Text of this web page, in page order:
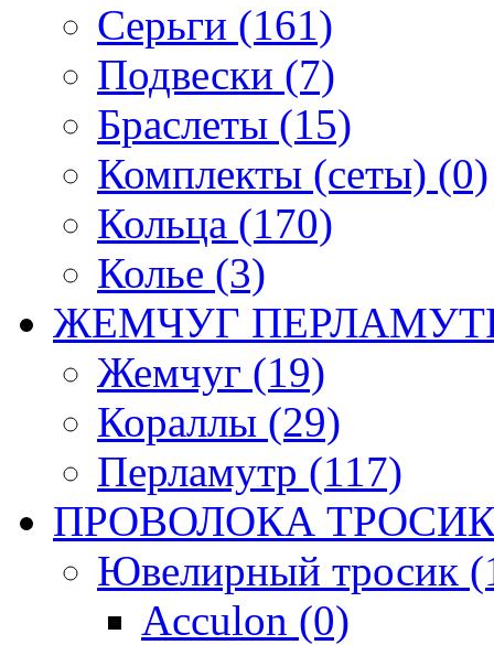
Серьги (161)
Подвески (7)
Браслеты (15)
Комплекты (сеты) (0)
Кольца (170)
Колье (3)
ЖЕМЧУГ
Жемчуг (19)
Кораллы (29)
Перламутр (117)
ПРОВОЛОКА
Ювелирный тросик
Acculon (0)